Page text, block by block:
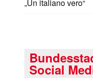
„Un italiano vero“
Social